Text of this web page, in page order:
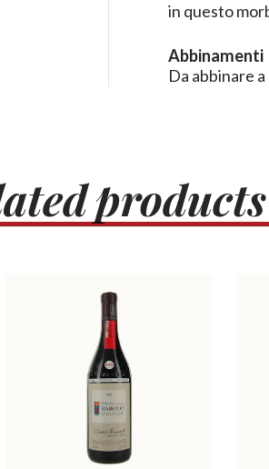
in questo
Abbinamenti
Da abbinare
products